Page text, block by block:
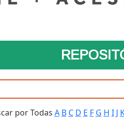
por Todas A B C D E F G H I J